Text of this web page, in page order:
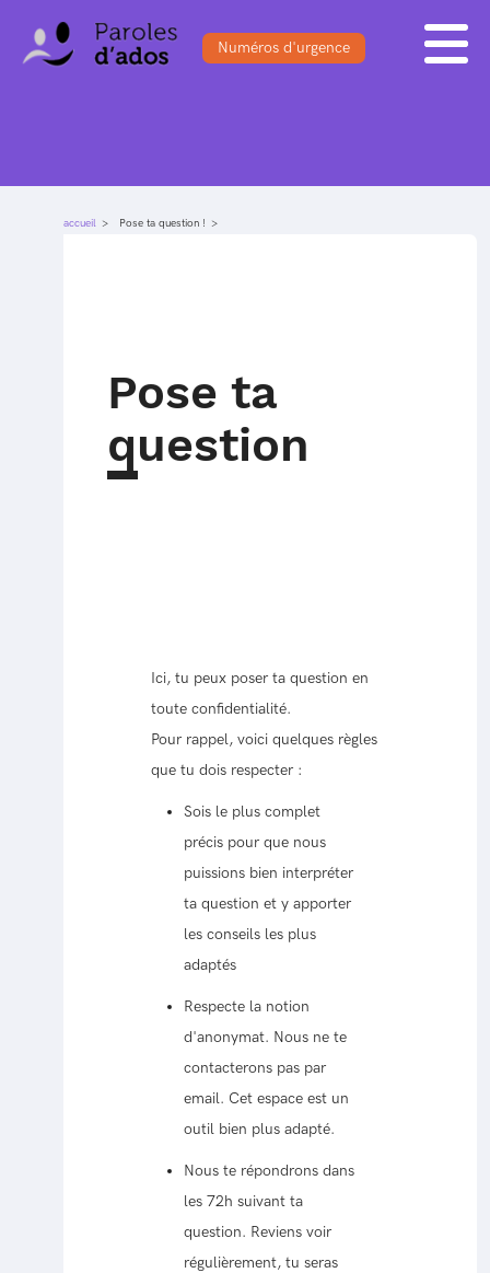
Numéros d'urgence
ACCUEIL
SONDAGES
accueil Pose ta question !
Pose ta
question
Ici, tu peux poser ta question en
toute confidentialité.
Pour rappel, voici quelques règles
que tu dois respecter :
Sois le plus complet
précis pour que nous
puissions bien interpréter
ta question et y apporter
les conseils les plus
adaptés
Respecte la notion
d'anonymat. Nous ne te
contacterons pas par
email. Cet espace est un
outil bien plus adapté.
Nous te répondrons dans
les 72h suivant ta
question. Reviens voir
régulièrement, tu seras